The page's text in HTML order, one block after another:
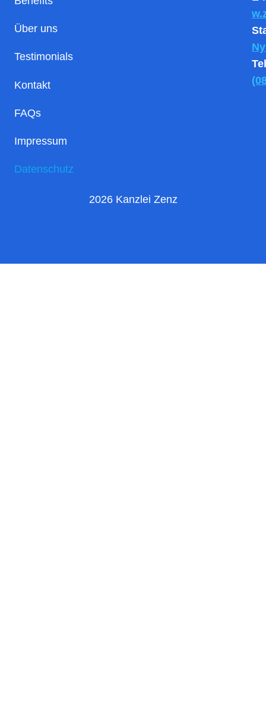
Über uns
Testimonials
Kontakt
FAQs
Impressum
Datenschutz
2026 Kanzlei Zenz